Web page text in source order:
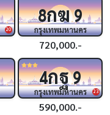
20
8กฆ9
กรุงเทพมหานคร
720,000.-
23
4กฐ9
กรุงเทพมหานคร
590,000.-